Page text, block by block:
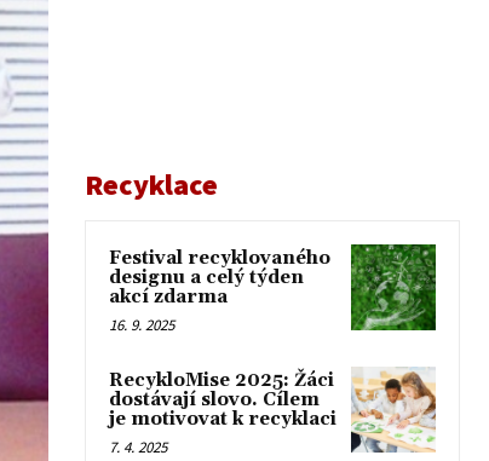
Recyklace
Festival recyklovaného
designu a celý týden
akcí zdarma
16. 9. 2025
RecykloMise 2025: Žáci
dostávají slovo. Cílem
je motivovat k recyklaci
7. 4. 2025